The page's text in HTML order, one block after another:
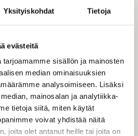
Yksityiskohdat Tietoja
evästeitä
tarjoamamme sisällön ja mainosten
median ominaisuuksien
analysoimiseen. Lisäksi
mainosalan ja analytiikka-
tietoja siitä, miten käytät
voivat yhdistää näitä
joita olet antanut heille tai joita on
ratkaisu
KUUKAUSI